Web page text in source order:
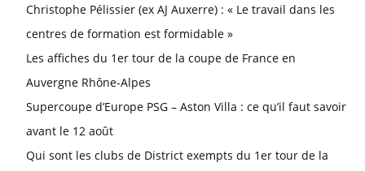
Christophe Pélissier (ex AJ Auxerre) : « Le travail dans les
centres de formation est formidable »
Les affiches du 1er tour de la coupe de France en
Auvergne Rhône-Alpes
Supercoupe d’Europe PSG – Aston Villa : ce qu’il faut savoir
avant le 12 août
Qui sont les clubs de District exempts du 1er tour de la